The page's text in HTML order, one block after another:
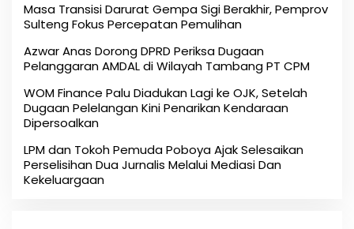
Masa Transisi Darurat Gempa Sigi Berakhir, Pemprov
Sulteng Fokus Percepatan Pemulihan
Azwar Anas Dorong DPRD Periksa Dugaan
Pelanggaran AMDAL di Wilayah Tambang PT CPM
‎WOM Finance Palu Diadukan Lagi ke OJK, Setelah
Dugaan Pelelangan Kini Penarikan Kendaraan
Dipersoalkan ‎
LPM dan Tokoh Pemuda Poboya Ajak Selesaikan
Perselisihan Dua Jurnalis Melalui Mediasi Dan
Kekeluargaan